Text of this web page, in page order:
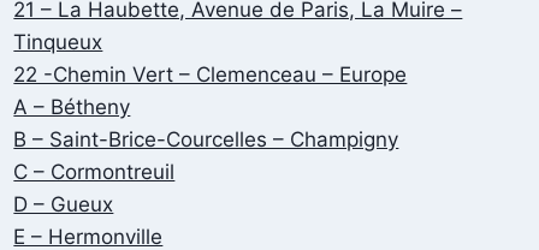
21 – La Haubette, Avenue de Paris, La Muire –
Tinqueux
22 -Chemin Vert – Clemenceau – Europe
A – Bétheny
B – Saint-Brice-Courcelles – Champigny
C – Cormontreuil
D – Gueux
E – Hermonville